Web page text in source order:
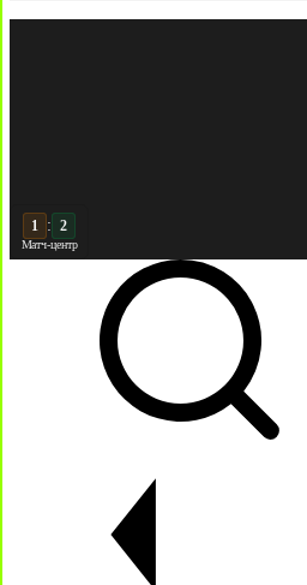
2 : 2
Матч-центр